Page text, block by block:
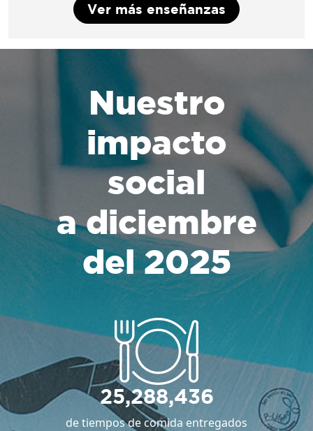
Ver más enseñanzas
Nuestro
impacto
social
a diciembre
del 2025
25,288,436
de tiempos de comida entregados